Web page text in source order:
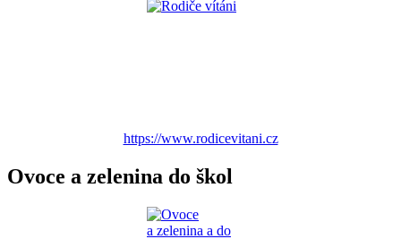
https://www.rodicevitani.cz
Ovoce a zelenina do škol